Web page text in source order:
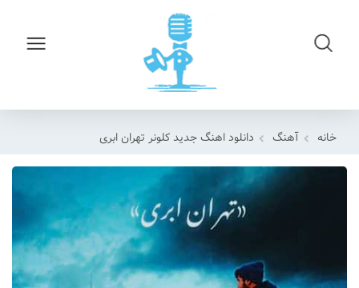
خانه آهنگ دانلود اهنگ جدید کلونر تهران ابری